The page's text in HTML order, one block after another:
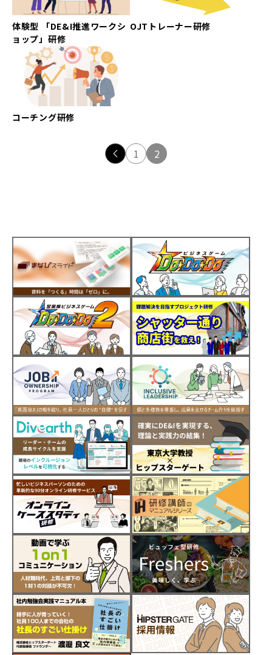
体験型 「DE&I推進ワークシ
ョップ」研修
OJTトレーナー研修
コーチング研修
< 1 2